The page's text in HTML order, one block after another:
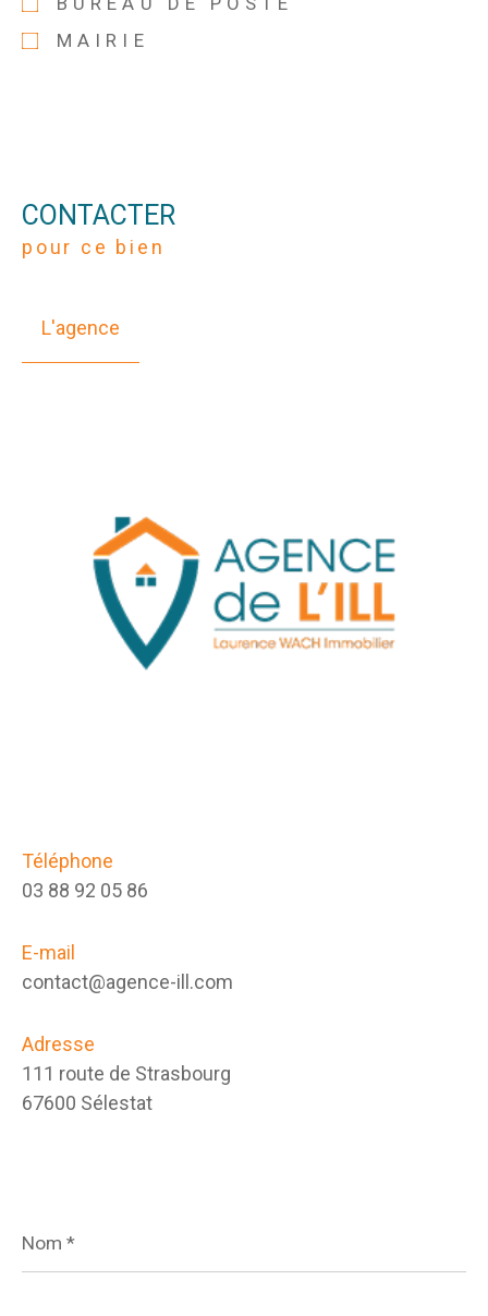
MAIRIE
CONTACTER
pour ce bien
L'agence
Téléphone
03 88 92 05 86
E-mail
contact@agence-ill.com
Adresse
111 route de Strasbourg
67600 Sélestat
*